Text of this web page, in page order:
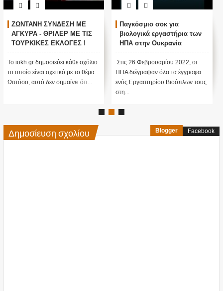
ΖΩΝΤΑΝΗ ΣΥΝΔΕΣΗ ΜΕ
ΑΓΚΥΡΑ - ΘΡΙΛΕΡ ΜΕ ΤΙΣ
ΤΟΥΡΚΙΚΕΣ ΕΚΛΟΓΕΣ !
Το iokh.gr δημοσιεύει κάθε σχόλιο
το οποίο είναι σχετικό με το θέμα.
Ωστόσο, αυτό δεν σημαίνει ότι...
Παγκόσμιο σοκ για
βιολογικά εργαστήρια των
ΗΠΑ στην Ουκρανία
Στις 26 Φεβρουαρίου 2022, οι
ΗΠΑ διέγραψαν όλα τα έγγραφα
ενός Εργαστηρίου Βιοόπλων τους
στη...
Δημοσίευση σχολίου Blogger Facebook